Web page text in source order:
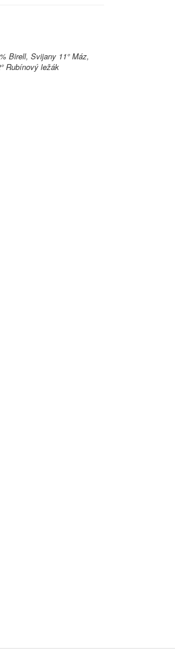
Birell, Svijany 11° Máz,
Rubínový ležák